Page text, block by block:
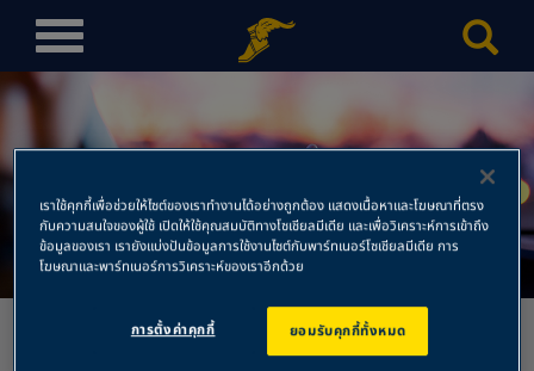
T
l
n
a
v
Autoclik สาขาเทพกระษัตรี
เราใช้คุกกี้เพื่อช่วยให้ไซต์ของเราทำงานได้อย่างถูกต้อง แสดงเนื้อหาและโฆษณาที่ตรง
กับความสนใจของผู้ใช้ เปิดให้ใช้คุณสมบัติทางโซเชียลมีเดีย และเพื่อวิเคราะห์การเข้าถึง
ข้อมูลของเรา เรายังแบ่งปันข้อมูลการใช้งานไซต์กับพาร์ทเนอร์โซเชียลมีเดีย การ
โฆษณาและพาร์ทเนอร์การวิเคราะห์ของเราอีกด้วย
ยอมรับคุกกี้ทั้งหมด
การตั้งค่าคุกกี้